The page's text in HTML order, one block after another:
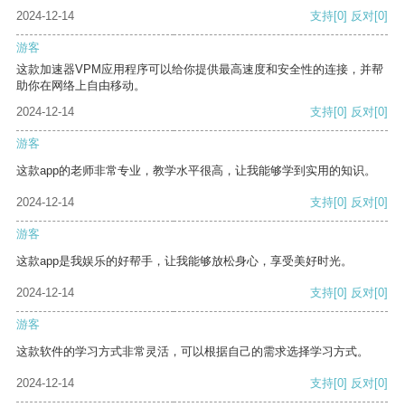
2024-12-14 支持[0] 反对[0]
游客
这款加速器VPM应用程序可以给你提供最高速度和安全性的连接，并帮
助你在网络上自由移动。
2024-12-14
支持[0] 反对[0]
游客
这款app的老师非常专业，教学水平很高，让我能够学到实用的知识。
2024-12-14 支持[0] 反对[0]
游客
这款app是我娱乐的好帮手，让我能够放松身心，享受美好时光。
2024-12-14 支持[0] 反对[0]
游客
这款软件的学习方式非常灵活，可以根据自己的需求选择学习方式。
2024-12-14 支持[0] 反对[0]